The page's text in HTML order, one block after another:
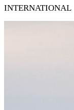
INTERNATIONAL